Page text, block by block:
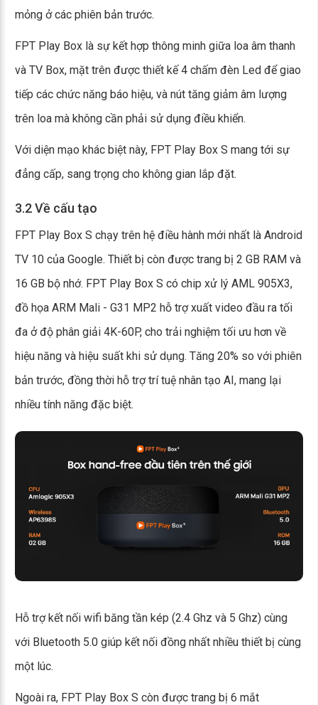
mỏng ở các phiên bản trước.
FPT Play Box là sự kết hợp thông minh giữa loa âm thanh
và TV Box, mặt trên được thiết kế 4 chấm đèn Led để giao
tiếp các chức năng báo hiệu, và nút tăng giảm âm lượng
trên loa mà không cần phải sử dụng điều khiển.
Với diện mạo khác biệt này, FPT Play Box S mang tới sự
đẳng cấp, sang trọng cho không gian lắp đặt.
3.2 Về cấu tạo
FPT Play Box S chạy trên hệ điều hành mới nhất là Android
TV 10 của Google. Thiết bị còn được trang bị 2 GB RAM và
16 GB bộ nhớ. FPT Play Box S có chip xử lý AML 905X3,
đồ họa ARM Mali - G31 MP2 hỗ trợ xuất video đầu ra tối
đa ở độ phân giải 4K-60P, cho trải nghiệm tối ưu hơn về
hiệu năng và hiệu suất khi sử dụng. Tăng 20% so với phiên
bản trước, đồng thời hỗ trợ trí tuệ nhân tạo AI, mang lại
nhiều tính năng đặc biệt.
Hỗ trợ kết nối wifi băng tần kép (2.4 Ghz và 5 Ghz) cùng
với Bluetooth 5.0 giúp kết nối đồng nhất nhiều thiết bị cùng
một lúc.
Ngoài ra, FPT Play Box S còn được trang bị 6 mắt